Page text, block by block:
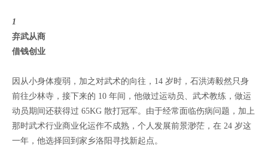
1
弃武从商
借钱创业
因从小身体瘦弱，加之对武术的向往，14 岁时，石洪涛毅然只身
前往少林寺，接下来的 10 年间，他做过运动员、武术教练，做运
动员期间还获得过 65KG 散打冠军。由于经常面临伤病问题，加上
那时武术行业商业化运作不成熟，个人发展前景渺茫，在 24 岁这
一年，他选择回到家乡洛阳寻找新起点。